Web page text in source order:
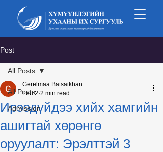
Post
All Posts
Admission
All Posts
Ирээдүйдээ хийх хамгийн
ашигтай хөрөнгө
оруулалт: Эрэлттэй 3
Gerelmaa Batsaikhan
Feb 2 2 min read